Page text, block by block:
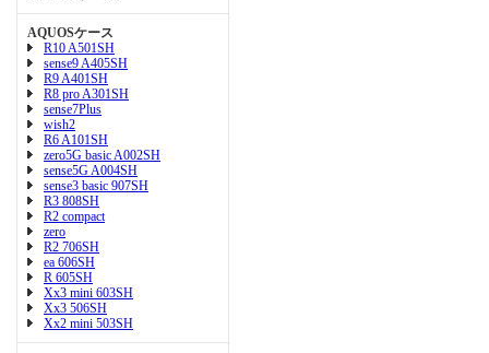
AQUOSケース
R10 A501SH
sense9 A405SH
R9 A401SH
R8 pro A301SH
sense7Plus
wish2
R6 A101SH
zero5G basic A002SH
sense5G A004SH
sense3 basic 907SH
R3 808SH
R2 compact
zero
R2 706SH
ea 606SH
R 605SH
Xx3 mini 603SH
Xx3 506SH
Xx2 mini 503SH